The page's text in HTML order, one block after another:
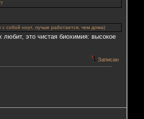
собой ноут, лучше работается, чем дома)
любит, это чистая биохимия: высокое
Записан